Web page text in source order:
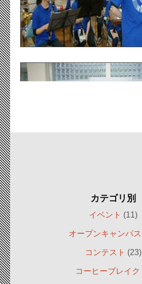
カテゴリ別
イベント (11)
オープンキャンパス
コンテスト (23)
コーヒーブレイク